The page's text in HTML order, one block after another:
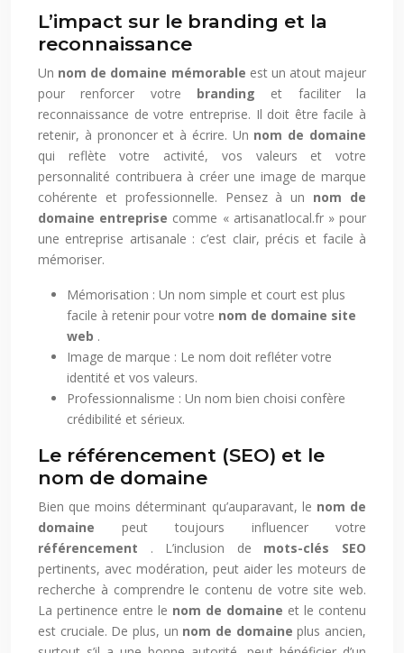
L’impact sur le branding et la
reconnaissance
Un nom de domaine mémorable est un atout majeur
pour renforcer votre branding et faciliter la
reconnaissance de votre entreprise. Il doit être facile à
retenir, à prononcer et à écrire. Un nom de domaine
qui reflète votre activité, vos valeurs et votre
personnalité contribuera à créer une image de marque
cohérente et professionnelle. Pensez à un nom de
domaine entreprise comme « artisanatlocal.fr » pour
une entreprise artisanale : c’est clair, précis et facile à
mémoriser.
Mémorisation : Un nom simple et court est plus
facile à retenir pour votre nom de domaine site
web .
Image de marque : Le nom doit refléter votre
identité et vos valeurs.
Professionnalisme : Un nom bien choisi confère
crédibilité et sérieux.
Le référencement (SEO) et le
nom de domaine
Bien que moins déterminant qu’auparavant, le nom de
domaine peut toujours influencer votre
référencement . L’inclusion de mots-clés SEO
pertinents, avec modération, peut aider les moteurs de
recherche à comprendre le contenu de votre site web.
La pertinence entre le nom de domaine et le contenu
est cruciale. De plus, un nom de domaineplus ancien,